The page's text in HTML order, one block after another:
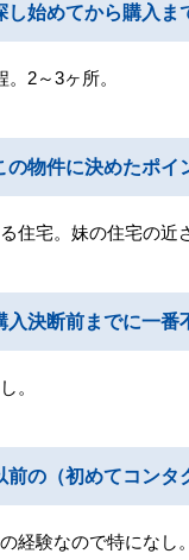
し始めてから購入
。2～3ヶ所。
の物件に決めたポイ
住宅。妹の住宅の近
入決断前までに一番
。
前の（初めてコンタ
経験なので特になし。